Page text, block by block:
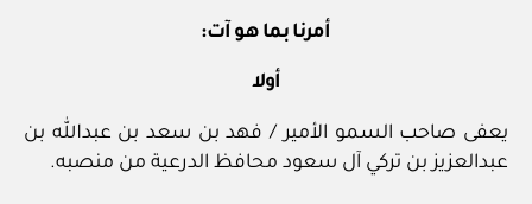
أمرنا بما هو آت:
أولا
يعفى صاحب السمو الأمير / فهد بن سعد بن عبدالله بن
عبدالعزيز بن تركي آل سعود محافظ الدرعية من منصبه.